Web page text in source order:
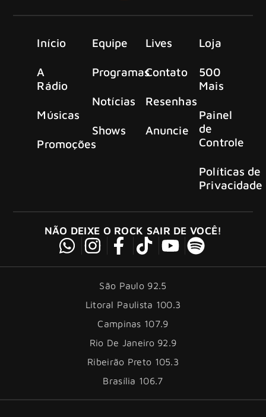
Início
A
Rádio
Músicas
Promoções
Equipe
Programas
Notícias
Shows
Lives
Contato
Resenhas
Anuncie
Loja
500
Mais
Painel
de
Controle
Políticas de
Privacidade
NÃO DEIXE O ROCK SAIR DE VOCÊ!
São Paulo 92.5
Litoral Paulista 100.3
Campinas 107.9
Rio De Janeiro 92.9
Ribeirão Preto 105.3
Brasília 106.7